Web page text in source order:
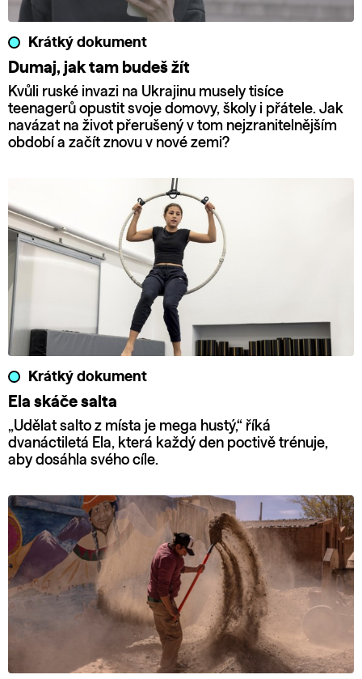
Krátký dokument
Dumaj, jak tam budeš žít
Kvůli ruské invazi na Ukrajinu musely tisíce
teenagerů opustit svoje domovy, školy i přátele. Jak
navázat na život přerušený v tom nejzranitelnějším
období a začít znovu v nové zemi?
Krátký dokument
Ela skáče salta
„Udělat salto z místa je mega hustý,“ říká
dvanáctiletá Ela, která každý den poctivě trénuje,
aby dosáhla svého cíle.